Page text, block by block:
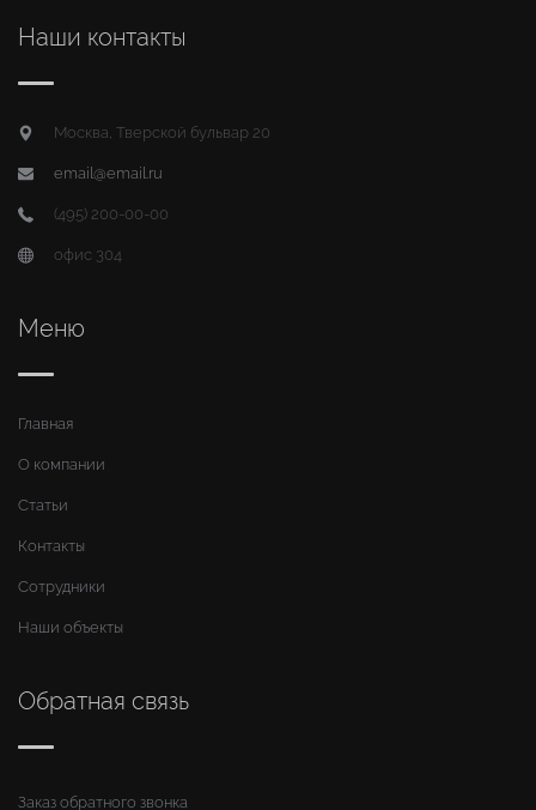
Наши контакты
Москва, Тверской бульвар 20
email@email.ru
(495) 200-00-00
офис 304
Меню
Главная
О компании
Статьи
Контакты
Сотрудники
Наши объекты
Обратная связь
Заказ обратного звонка